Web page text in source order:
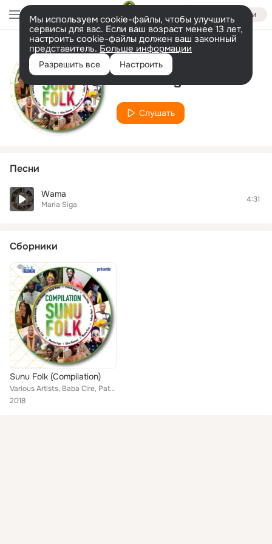
Войти
Мы используем cookie-файлы, чтобы улучшить
сервисы для вас. Если ваш возраст менее 13 лет,
настроить cookie-файлы должен ваш законный
представитель. Больше информации
Разрешить все Настроить
Исполнитель
Maria Siga
Слушать
Песни
Wama
Maria Siga
4:31
Сборники
Sunu Folk (Compilation)
Various Artists, Baba Cire, Patrick Kabré, Diaw Diop, Jessica Loraine, Salliou Faye, Jam, Maria Siga, Sanzy Viany, Obree Daman, ...
2018